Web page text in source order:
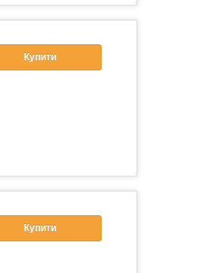
Купити
Купити